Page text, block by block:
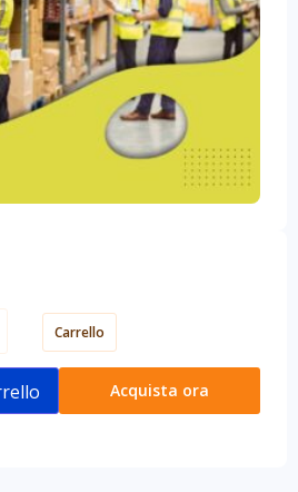
Carrello
Acquista ora